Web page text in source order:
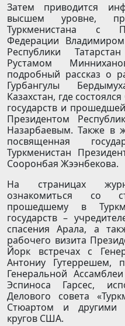
Затем приводится
высшем уровне,
Туркменистана с
Федерации
Республики
Рустамом
подробный рассказ о
Гурбангулы
Казахстан, где
государств и
Президентом
Назарбаевым. Также в
посвященная
Туркменистан
Сооронбая Жээнбекова.
На страницах
ознакомиться со
прошедшему в
государств –
спасения Арала, а
рабочего визита
Йорк встречах с
Антониу Гутеррешем,
Генеральной
Эспиноса Гарсес,
Делового совета
Стюартом и другими
кругов США.